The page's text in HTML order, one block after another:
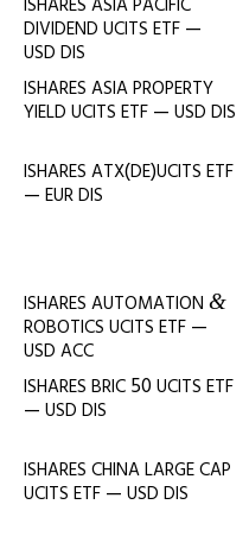
ISHARES ASIAPACIFIC
DIVIDEND UCITS ETF —
USD DIS
ISHARES ASIAPROPERTY
YIELD UCITS ETF — USD DIS
ISHARES ATX(DE)UCITS ETF
— EURDIS
ISHARES AUTOMATION &
ROBOTICS UCITS ETF —
USD ACC
ISHARES BRIC 50 UCITS ETF
— USD DIS
ISHARES CHINALARGECAP
UCITS ETF — USD DIS